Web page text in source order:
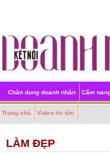
Chân dung doanh nhân Cẩm
Trang chủ Video tin tức
LÀM ĐẸP